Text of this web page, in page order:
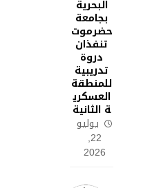
البحرية
بجامعة
حضرموت
تنفذان
دروة
تدريبية
للمنطقة
العسكري
ة الثانية
يوليو
22,
2026